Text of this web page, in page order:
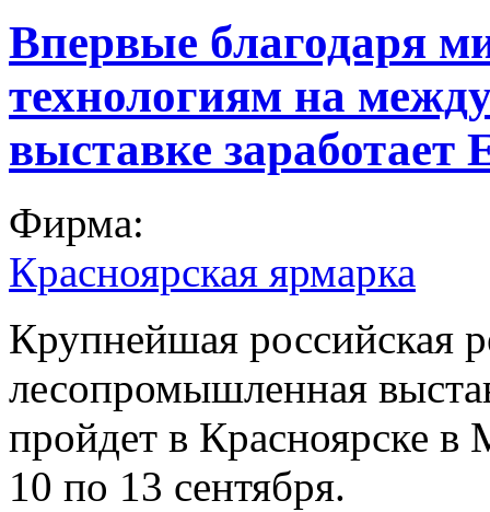
Впервые благодаря
технологиям на
выставке заработает
Фирма:
Красноярская ярмарка
Крупнейшая российская
лесопромышленная
пройдет в Красноярске
10 по 13 сентября.